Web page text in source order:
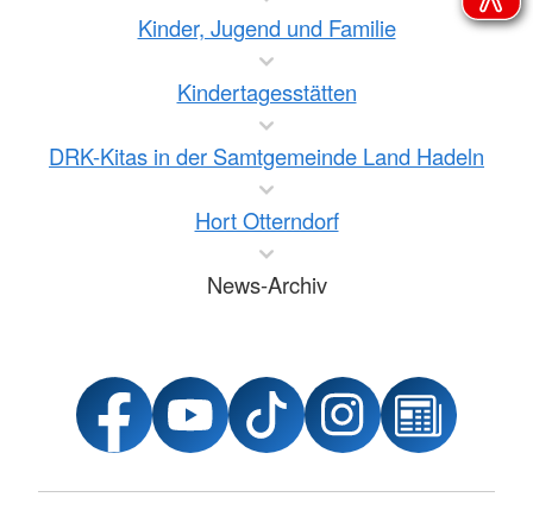
Kinder, Jugend und Familie
Kindertagesstätten
DRK-Kitas in der Samtgemeinde Land Hadeln
Hort Otterndorf
News-Archiv